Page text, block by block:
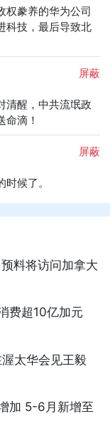
权豢养的华为公司
科技，最后导致北
屏蔽
清醒，中共流氓政
命滴！
屏蔽
候了。
料将访问加拿大
费超10亿加元
太华会见王毅
加 5-6月新增至